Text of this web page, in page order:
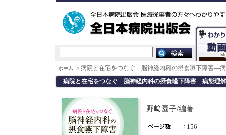
ホーム > 病院と在宅をつなぐ 脳神経内科の摂食嚥下障害―
病院と在宅をつなぐ 脳神経内科の摂食嚥下障害―病態理
野﨑園子/編著
156